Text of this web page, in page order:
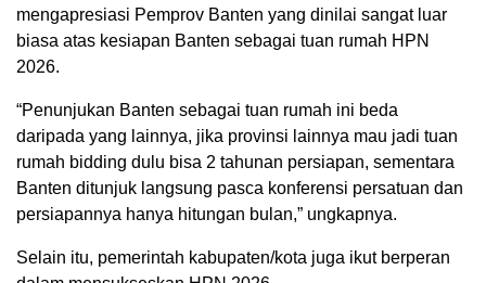
mengapresiasi Pemprov Banten yang dinilai sangat luar
biasa atas kesiapan Banten sebagai tuan rumah HPN
2026.
“Penunjukan Banten sebagai tuan rumah ini beda
daripada yang lainnya, jika provinsi lainnya mau jadi tuan
rumah bidding dulu bisa 2 tahunan persiapan, sementara
Banten ditunjuk langsung pasca konferensi persatuan dan
persiapannya hanya hitungan bulan,” ungkapnya.
Selain itu, pemerintah kabupaten/kota juga ikut berperan